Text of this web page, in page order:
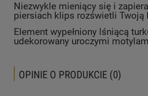
Niezwykle mieniący się i
piersiach klips rozświetli Twoją
Element wypełniony lśniącą
udekorowany uroczymi
OPINIE O PRODUKCIE (0)